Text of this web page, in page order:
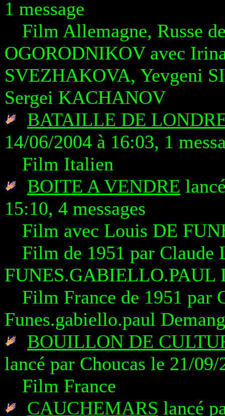
1 message
Film Allemagne, Russe
OGORODNIKOV avec
SVEZHAKOVA, Yevgeni
Sergei KACHANOV
BATAILLE DE
14/06/2004 à 16:03, 1
Film Italien
BOITE A VENDRE
15:10, 4 messages
Film avec Louis DE
Film de 1951 par
FUNES.GABIELLO.PAUL
Film France de 1951 par
Funes.gabiello.paul
BOUILLON DE
lancé par Choucas le 21/
Film France
CAUCHEMARS lancé